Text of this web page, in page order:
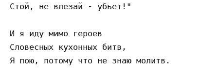
Стой, не влезай - убьет!"
И я иду мимо героев
Словесных кухонных битв,
Я пою, потому что не знаю молитв.